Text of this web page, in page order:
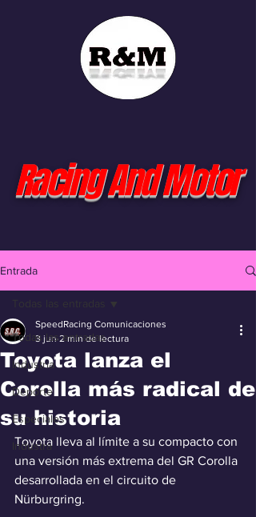
Racing And Motor
Entrada
Todas las entradas
Industria
Deporte
Especiales
Industra
Todas las entradas
Toyota lanza el
Corolla más radical de
su historia
SpeedRacing Comunicaciones
3 jun 2 min de lectura
Toyota lleva al límite a su compacto con
una versión más extrema del GR Corolla
desarrollada en el circuito de
Nürburgring.